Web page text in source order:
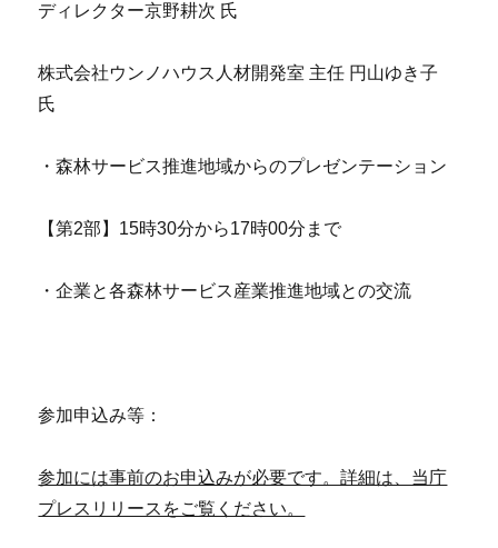
ディレクター京野耕次 氏
株式会社ウンノハウス人材開発室 主任 円山ゆき子
氏
・森林サービス推進地域からのプレゼンテーション
【第2部】15時30分から17時00分まで
・企業と各森林サービス産業推進地域との交流
参加申込み等：
参加には事前のお申込みが必要です。詳細は、当庁
プレスリリースをご覧ください。